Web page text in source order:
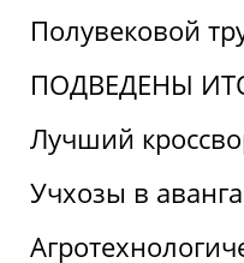
Полувековой
ПОДВЕДЕНЫ
Лучший
Учхозы в